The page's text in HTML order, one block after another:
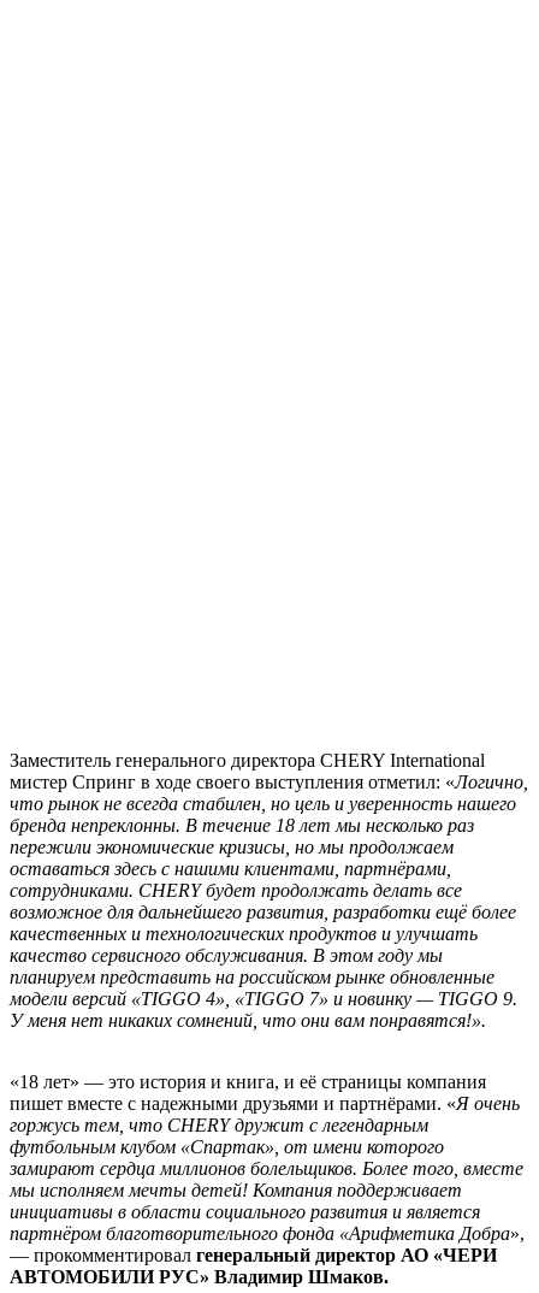
Заместитель генерального директора CHERY International
мистер Спринг в ходе своего выступления отметил: «Логично,
что рынок не всегда стабилен, но цель и уверенность нашего
бренда непреклонны. В течение 18 лет мы несколько раз
пережили экономические кризисы, но мы продолжаем
оставаться здесь с нашими клиентами, партнёрами,
сотрудниками. CHERY будет продолжать делать все
возможное для дальнейшего развития, разработки ещё более
качественных и технологических продуктов и улучшать
качество сервисного обслуживания. В этом году мы
планируем представить на российском рынке обновленные
модели версий «TIGGO 4», «TIGGO 7» и новинку — TIGGO 9.
У меня нет никаких сомнений, что они вам понравятся!».
«18 лет» — это история и книга, и её страницы компания
пишет вместе с надежными друзьями и партнёрами. «Я очень
горжусь тем, что CHERY дружит с легендарным
футбольным клубом «Спартак», от имени которого
замирают сердца миллионов болельщиков. Более того, вместе
мы исполняем мечты детей! Компания поддерживает
инициативы в области социального развития и является
партнёром благотворительного фонда «Арифметика Добра»,
— прокомментировал генеральный директор АО «ЧЕРИ
АВТОМОБИЛИ РУС» Владимир Шмаков.